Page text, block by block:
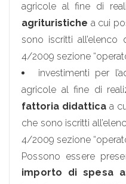
agricole al fine di
agrituristiche a cui
sono iscritti all’elenco
4/2009 sezione
investimenti per
agricole al fine di
fattoria didatticaa
che sono iscritti
4/2009 sezione
Possono essere
importo di spesa